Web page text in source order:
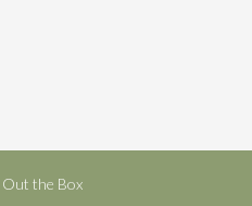
Out the Box